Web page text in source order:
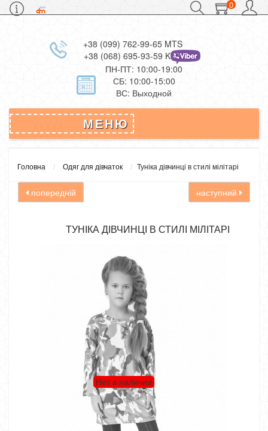
0
+38 (099) 762-99-65 MTS
+38 (068) 695-93-59 Kievstar
ПН-ПТ: 10:00-19:00
СБ: 10:00-15:00
ВС: Выходной
МЕНЮ
Головна Одяг для дівчаток Туніка дівчинці в стилі мілітарі
попередній наступний
ТУНІКА ДІВЧИНЦІ В СТИЛІ МІЛІТАРІ
Нет в наличии